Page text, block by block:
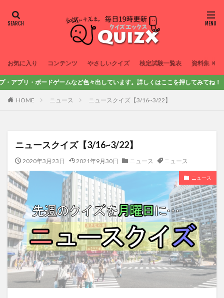
お気に入り コンテンツ やさしいクイズ 検定試験一覧表 資料集
ームなど色々出しています。詳しくはここを押してみてね！
HOME ニュース ニュースクイズ【3/16~3/22】
ニュースクイズ【3/16~3/22】
2020年3月23日 2021年9月30日 ニュース ニュース
ニュース